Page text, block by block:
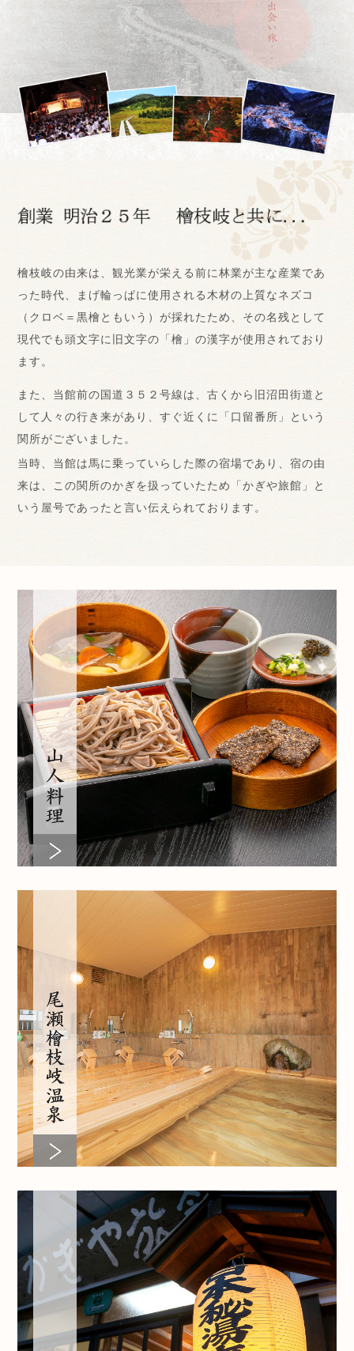
檜枝岐の由来は、観光業が栄える前に林業が主な産業であ
った時代、まげ輪っぱに使用される木材の上質なネズコ
（クロベ＝黒檜ともいう）が採れたため、その名残として
現代でも頭文字に旧文字の「檜」の漢字が使用されており
ます。
また、当館前の国道３５２号線は、古くから旧沼田街道と
して人々の行き来があり、すぐ近くに「口留番所」という
関所がございました。
当時、当館は馬に乗っていらした際の宿場であり、宿の由
来は、この関所のかぎを扱っていたため「かぎや旅館」と
いう屋号であったと言い伝えられております。